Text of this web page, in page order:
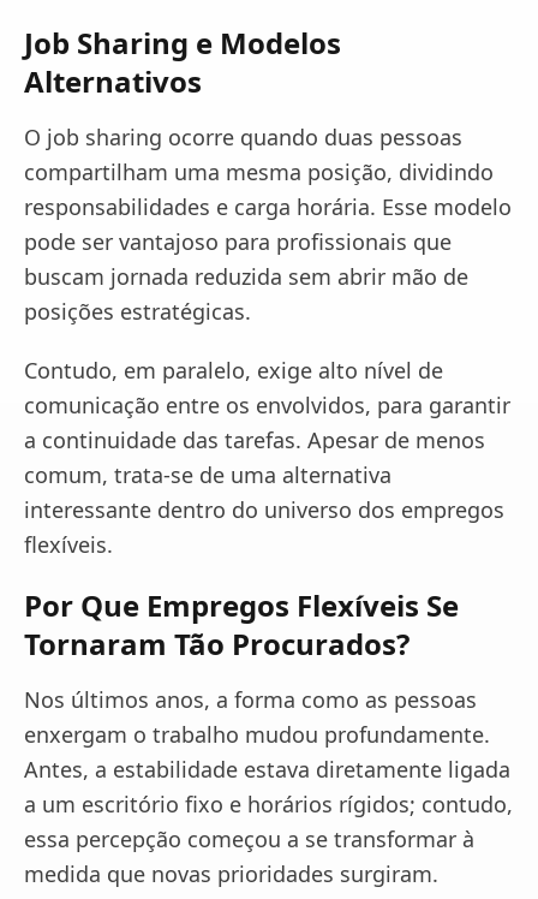
Job Sharing e Modelos
Alternativos
O job sharing ocorre quando duas pessoas
compartilham uma mesma posição, dividindo
responsabilidades e carga horária. Esse modelo
pode ser vantajoso para profissionais que
buscam jornada reduzida sem abrir mão de
posições estratégicas.
Contudo, em paralelo, exige alto nível de
comunicação entre os envolvidos, para garantir
a continuidade das tarefas. Apesar de menos
comum, trata-se de uma alternativa
interessante dentro do universo dos empregos
flexíveis.
Por Que Empregos Flexíveis Se
Tornaram Tão Procurados?
Nos últimos anos, a forma como as pessoas
enxergam o trabalho mudou profundamente.
Antes, a estabilidade estava diretamente ligada
a um escritório fixo e horários rígidos; contudo,
essa percepção começou a se transformar à
medida que novas prioridades surgiram.